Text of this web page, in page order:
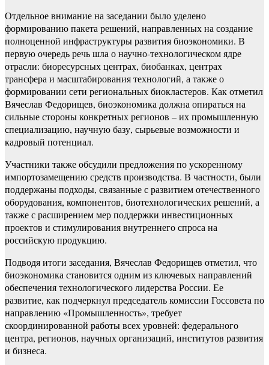
Отдельное внимание на заседании было уделено
формированию пакета решений, направленных на создание
полноценной инфраструктуры развития биоэкономики. В
первую очередь речь шла о научно-технологическом ядре
отрасли: биоресурсных центрах, биобанках, центрах
трансфера и масштабирования технологий, а также о
формировании сети региональных биокластеров. Как отметил
Вячеслав Федорищев, биоэкономика должна опираться на
сильные стороны конкретных регионов – их промышленную
специализацию, научную базу, сырьевые возможности и
кадровый потенциал.
Участники также обсудили предложения по ускоренному
импортозамещению средств производства. В частности, были
поддержаны подходы, связанные с развитием отечественного
оборудования, компонентов, биотехнологических решений, а
также с расширением мер поддержки инвестиционных
проектов и стимулирования внутреннего спроса на
российскую продукцию.
Подводя итоги заседания, Вячеслав Федорищев отметил, что
биоэкономика становится одним из ключевых направлений
обеспечения технологического лидерства России. Ее
развитие, как подчеркнул председатель комиссии Госсовета по
направлению «Промышленность», требует
скоординированной работы всех уровней: федерального
центра, регионов, научных организаций, институтов развития
и бизнеса.